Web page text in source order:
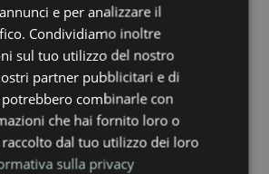
artificiale sembra vivere
immateriale. In realtà,
generata nasce dentro
infrastrutture fisiche che
elettricità, producono
molti casi, utilizzano acqua
Negli Stati Uniti
e per analizzare il
Condividiamo inoltre
sul tuo utilizzo del nostro
partner pubblicitari e di
combinarle con
che hai fornito loro o
dal tuo utilizzo dei loro
sulla privacy